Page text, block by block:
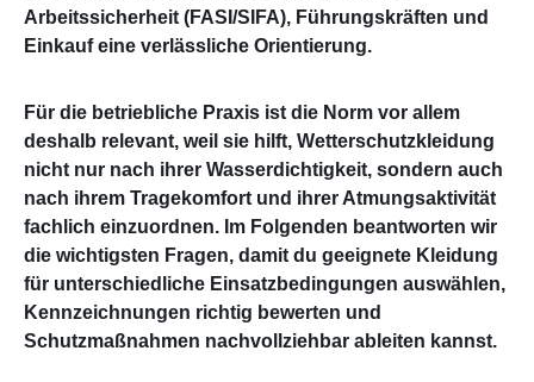
Arbeitssicherheit (FASI/SIFA), Führungskräften und
Einkauf eine verlässliche Orientierung.
Für die betriebliche Praxis ist die Norm vor allem
deshalb relevant, weil sie hilft, Wetterschutzkleidung
nicht nur nach ihrer Wasserdichtigkeit, sondern auch
nach ihrem Tragekomfort und ihrer Atmungsaktivität
fachlich einzuordnen. Im Folgenden beantworten wir
die wichtigsten Fragen, damit du geeignete Kleidung
für unterschiedliche Einsatzbedingungen auswählen,
Kennzeichnungen richtig bewerten und
Schutzmaßnahmen nachvollziehbar ableiten kannst.